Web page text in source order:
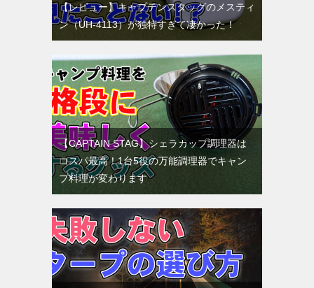
【レビュー】キャプテンスタッグのメスティ
ン（UH-4113）が独特すぎて凄かった！
【CAPTAIN STAG】シェラカップ調理器は
コスパ最高！1台5役の万能調理器でキャン
プ料理が変わります